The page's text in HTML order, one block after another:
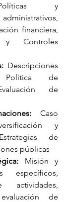
y
financiera,
y Controles
Descripciones
de
de
Caso
y
de
públicas
Misión y
específicos,
actividades,
de